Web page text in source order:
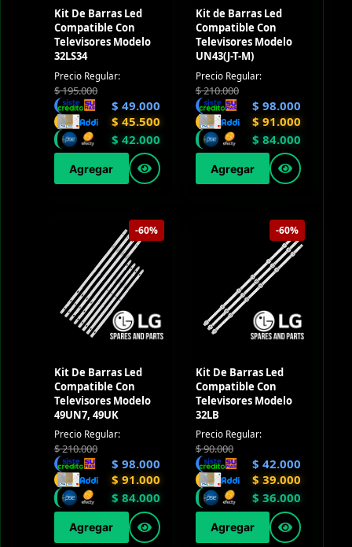
Kit De Barras Led
Compatible Con
Televisores Modelo
32LS34
Precio Regular:
$195.000
$ 49.000
$ 45.500
$ 42.000
Agregar
Kit de Barras Led
Compatible Con
Televisores Modelo
UN43(J-T-M)
Precio Regular:
$210.000
$ 98.000
$ 91.000
$ 84.000
Agregar
-60%
Kit De Barras Led
Compatible Con
Televisores Modelo
49UN7, 49UK
Precio Regular:
$210.000
$ 98.000
$ 91.000
$ 84.000
Agregar
-60%
Kit De Barras Led
Compatible Con
Televisores Modelo
32LB
Precio Regular:
$90.000
$ 42.000
$ 39.000
$ 36.000
Agregar